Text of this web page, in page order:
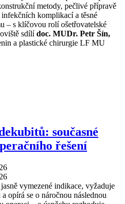
metody, pečlivé přípravě
komplikací a těsné
–⁠ s klíčovou rolí ošetřovatelské
sdílídoc. MUDr. Petr Šín,
a plastické chirurgie LF MU
současné
řešení
vymezené indikace, vyžaduje
opírá se o náročnou následnou